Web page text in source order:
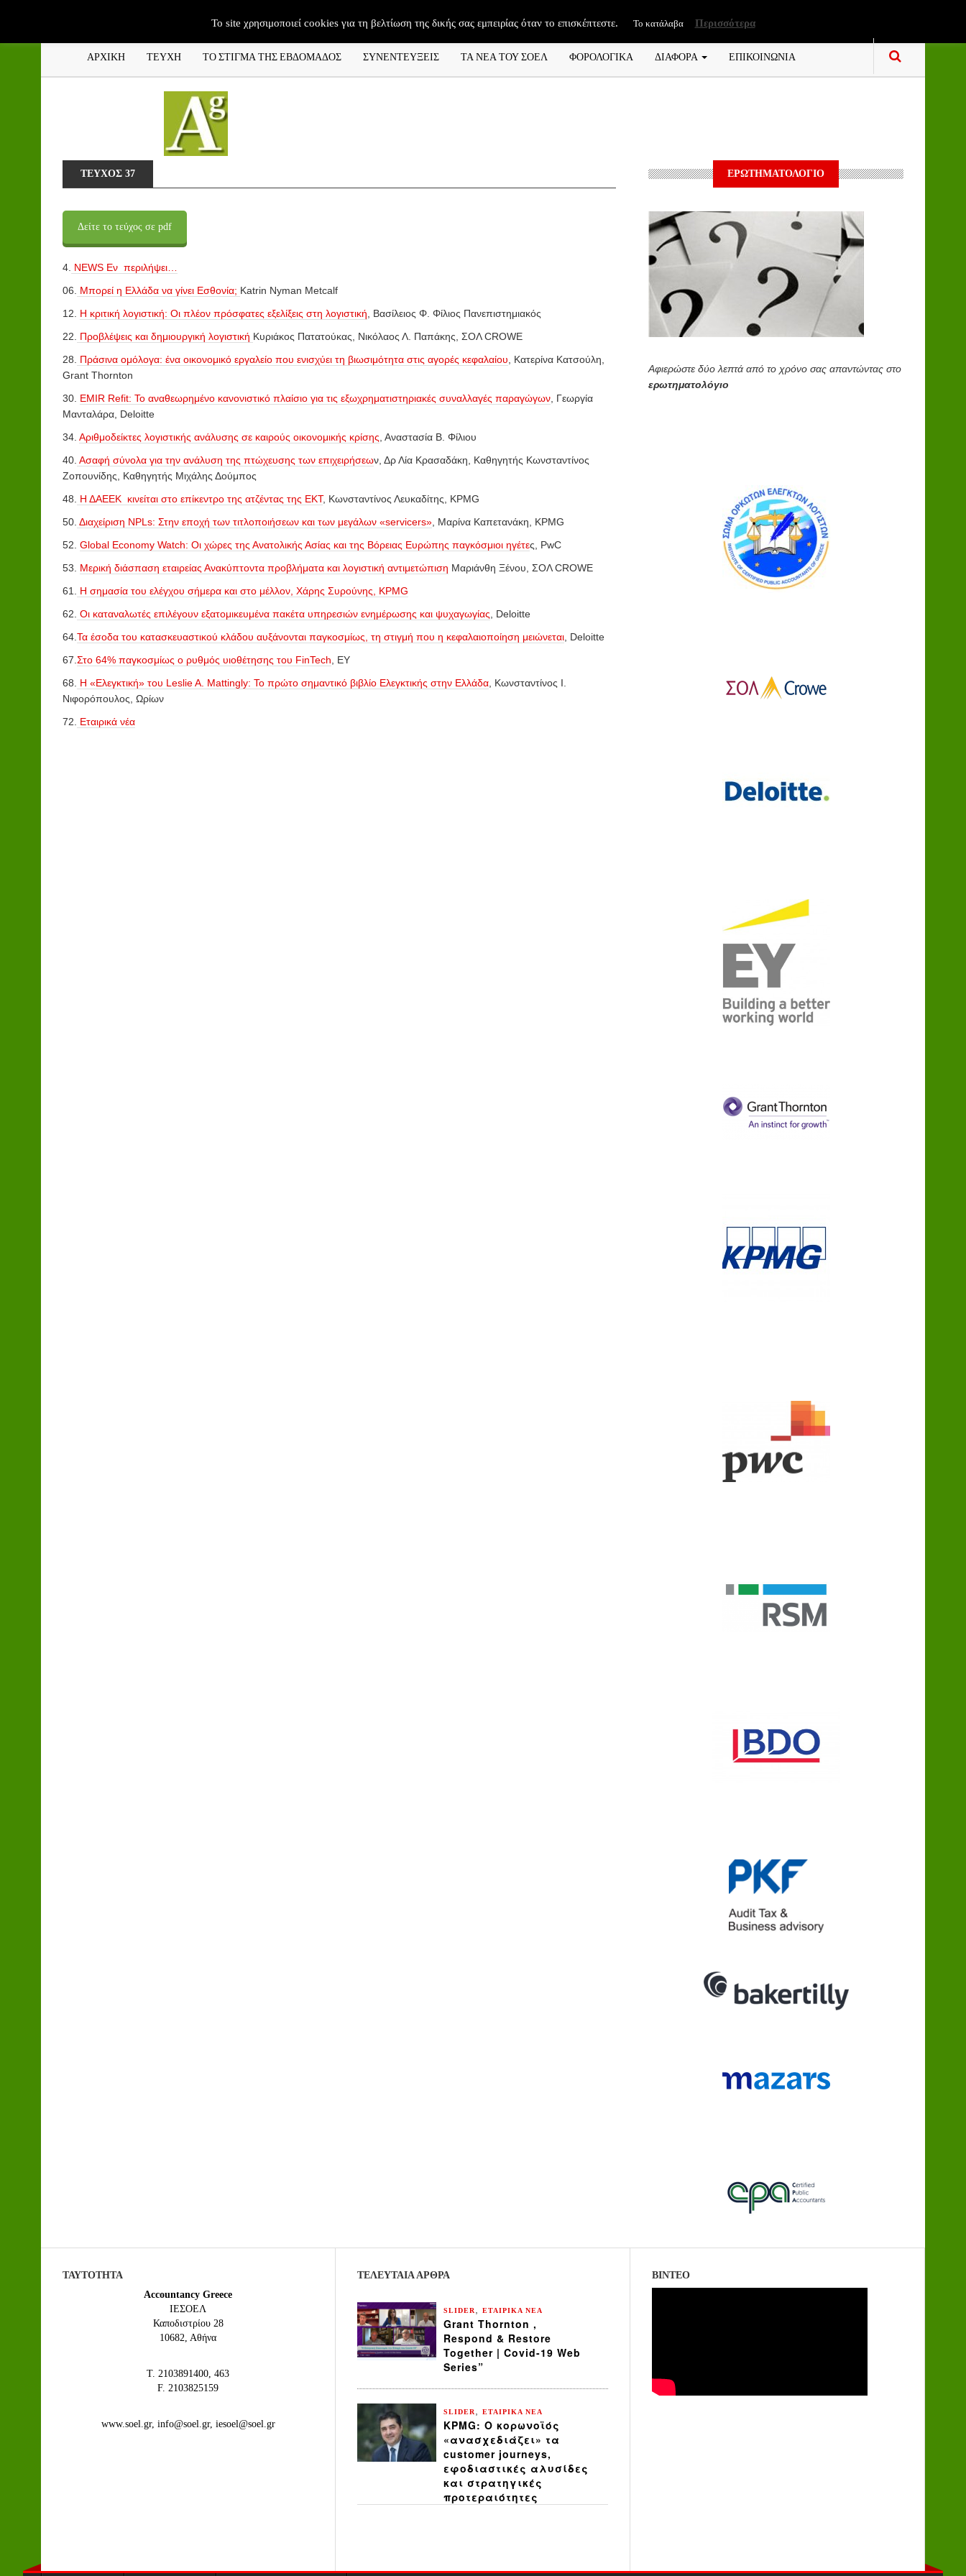
ΑΡΧΙΚΗ ΤΕΥΧΗ ΤΟ ΣΤΙΓΜΑ ΤΗΣ ΕΒΔΟΜΑΔΟΣ ΣΥΝΕΝΤΕΥΞΕΙΣ ΤΑ ΝΕΑ ΤΟΥ ΣΟΕΛ ΦΟΡΟΛΟΓΙΚΑ ΔΙΑΦΟΡΑ ΕΠΙΚΟΙΝΩΝΙΑ
ΤΕΎΧΟΣ 37
Δείτε το τεύχος σε pdf
4. NEWS Eν περιλήψει…
06.
Μπορεί η Ελλάδα να γίνει Εσθονία; Katrin Nyman Metcalf
12.
Η κριτική λογιστική: Οι πλέον πρόσφατες εξελίξεις στη λογιστική Βασίλειος Φ. Φίλιος Πανεπιστημιακός
22.
Προβλέψεις και δημιουργική λογιστική Κυριάκος Πατατούκας
Νικόλαος Λ. Παπάκης, ΣΟΛ CROWE
28.
Πράσινα ομόλογα: ένα οικονομικό εργαλείο που ενισχύει τη βιωσιμότητα στις αγορές κεφαλαίου
Κατερίνα Κατσούλη,
Grant Thornton
30. EMIR Refit: Το αναθεωρημένο κανονιστικό πλαίσιο για τις εξωχρηματιστηριακές συναλλαγές παραγώγων Γεωργία
Μανταλάρα, Deloitte
34. Αριθμοδείκτες λογιστικής ανάλυσης σε καιρούς οικονομικής κρίσης Αναστασία Β. Φίλιου
40. Ασαφή σύνολα για την ανάλυση της πτώχευσης των επιχειρήσεων, Δρ Λία Κρασαδάκη, Καθηγητής Κωνσταντίνος
Ζοπουνίδης, Καθηγητής Μιχάλης Δούμπος
48.
Η ΔΑΕΕΚ κινείται στο επίκεντρο της ατζέντας της ΕΚΤ, Κωνσταντίνος Λευκαδίτης, KPMG
50. Διαχείριση NPLs: Στην εποχή των τιτλοποιήσεων και των μεγάλων «servicers» Μαρίνα Καπετανάκη, KPMG
52. Global Economy Watch: Οι χώρες της Ανατολικής Ασίας και της Βόρειας Ευρώπης παγκόσμιοι ηγέτες, PwC
53.
Μερική διάσπαση εταιρείας Ανακύπτοντα προβλήματα και λογιστική αντιμετώπιση Μαριάνθη Ξένου, ΣΟΛ CROWE
61.
Η σημασία του ελέγχου σήμερα και στο μέλλον, Χάρης Συρούνης, KPMG
62. Οι καταναλωτές επιλέγουν εξατομικευμένα πακέτα υπηρεσιών ενημέρωσης και ψυχαγωγίας
Deloitte
64. Τα έσοδα του κατασκευαστικού κλάδου αυξάνονται παγκοσμίως, τη στιγμή που η κεφαλαιοποίηση μειώνεται Deloitte
67. Στο 64% παγκοσμίως ο ρυθμός υιοθέτησης του FinTech
ΕΥ
68.
Η «Ελεγκτική» του Leslie A. Mattingly: Το πρώτο σημαντικό βιβλίο Ελεγκτικής στην Ελλάδα Κωνσταντίνος Ι.
Νιφορόπουλος, Ωρίων
72.
Εταιρικά νέα
ΕΡΩΤΗΜΑΤΟΛΟΓΙΟ
Αφιερώστε δύο λεπτά από το χρόνο σας απαντώντας στο
ερωτηματολόγιο
ΤΑΥΤΟΤΗΤΑ
Accountancy Greece
IEΣΟΕΛ
Καποδιστρίου 28
10682, Αθήνα
Τ. 2103891400, 463
F. 2103825159
www.soel.gr, info@soel.gr, iesoel@soel.gr
ΤΕΛΕΥΤΑΙΑ ΆΡΘΡΑ
SLIDER ΕΤΑΙΡΙΚΑ ΝΕΑ
Grant Thornton ,
Respond & Restore
Together | Covid-19 Web
Series”
SLIDER ΕΤΑΙΡΙΚΑ ΝΕΑ
KPMG: Ο κορωνοϊός
«ανασχεδιάζει» τα
customer journeys,
εφοδιαστικές αλυσίδες
και στρατηγικές
προτεραιότητες
ΒΙΝΤΕΟ
To site χρησιμοποιεί cookies για τη βελτίωση της δικής σας εμπειρίας όταν το επισκέπτεστε. Το κατάλαβα Περισσότερα